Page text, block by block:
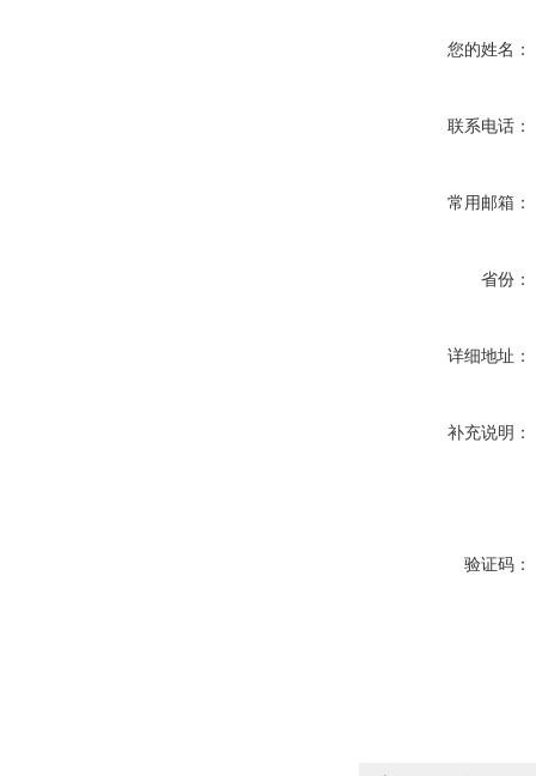
您的姓名：
联系电话：
常用邮箱：
省份：
详细地址：
补充说明：
验证码：